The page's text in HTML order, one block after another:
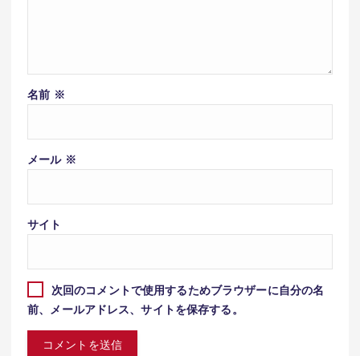
名前 ※
メール ※
サイト
次回のコメントで使用するためブラウザーに自分の名
前、メールアドレス、サイトを保存する。